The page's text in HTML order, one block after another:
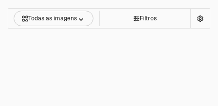
Todas as imagens Filtros